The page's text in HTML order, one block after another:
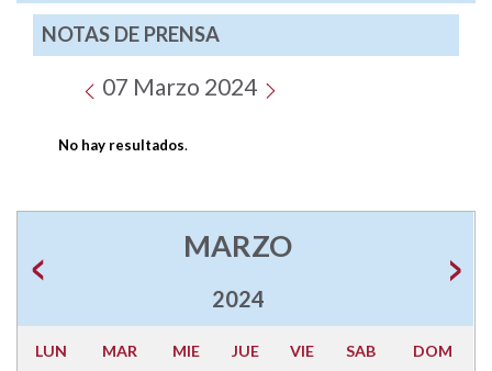
NOTAS DE PRENSA
07 Marzo 2024
No hay resultados.
MARZO
2024
LUN MAR MIE JUE VIE SAB DOM